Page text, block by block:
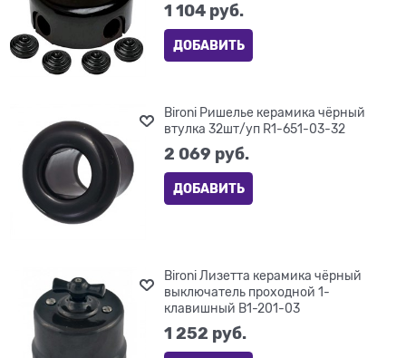
1 104 руб.
ДОБАВИТЬ
Bironi Ришелье керамика чёрный
втулка 32шт/уп R1-651-03-32
2 069 руб.
ДОБАВИТЬ
Bironi Лизетта керамика чёрный
выключатель проходной 1-
клавишный B1-201-03
1 252 руб.